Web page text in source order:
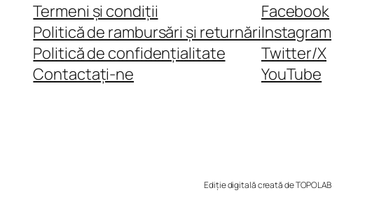
Termeni și condiții
Politică de rambursări și returnări
Politică de confidențialitate
Contactați-ne
Facebook
Instagram
Twitter/X
YouTube
Ediție digitală creată de TOPOLAB